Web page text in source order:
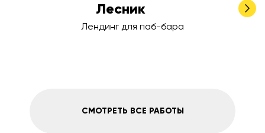
Лесник
Лендинг для паб-бара
СМОТРЕТЬ ВСЕ РАБОТЫ